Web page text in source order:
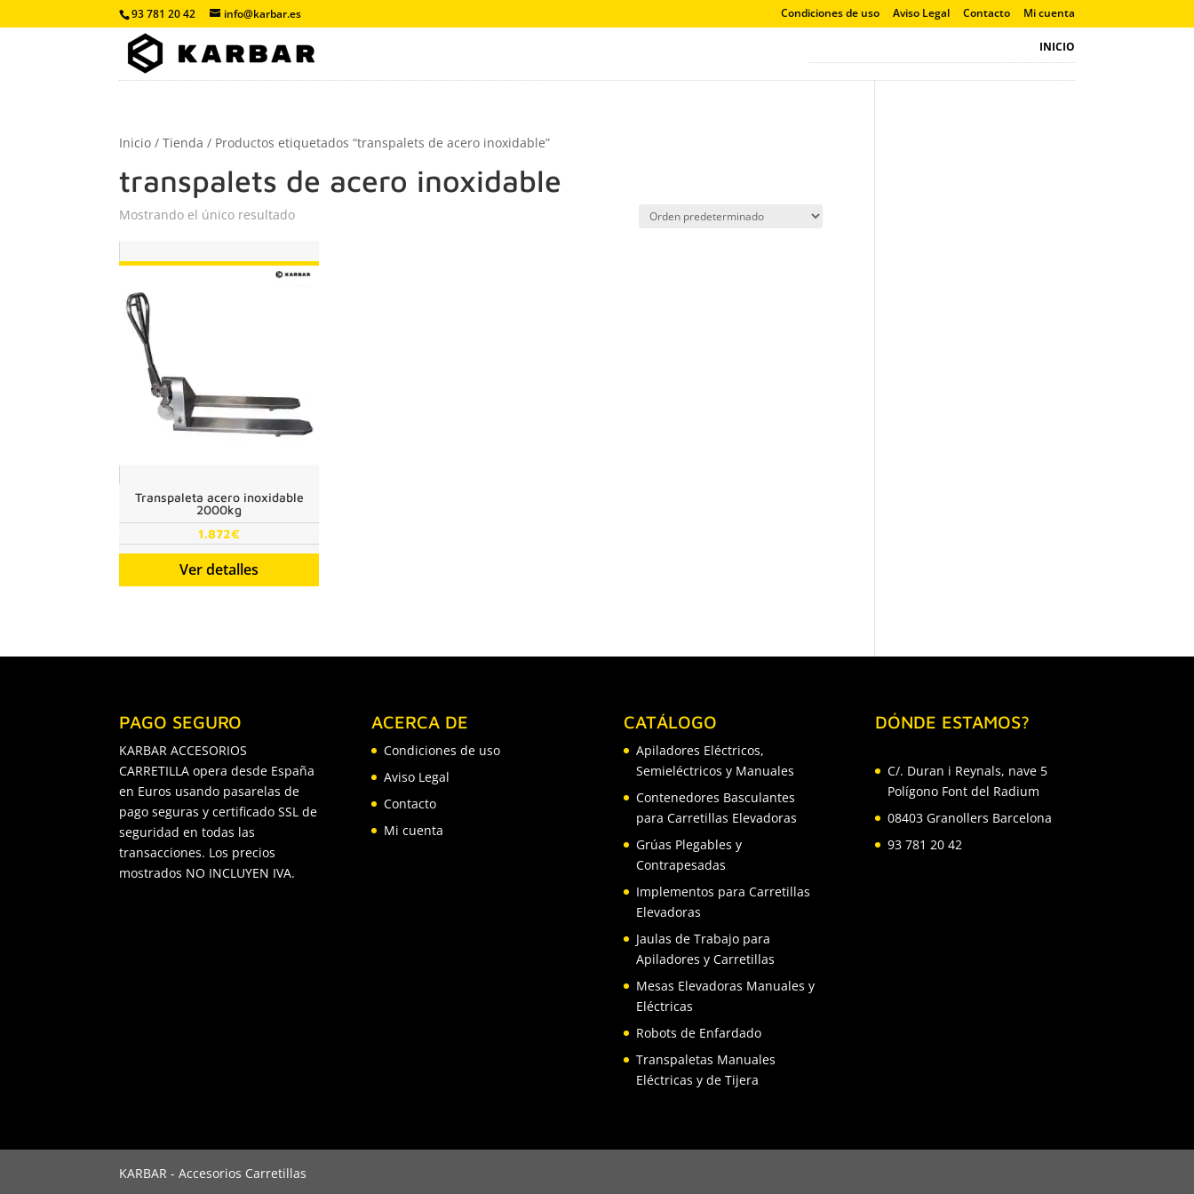
93 781 20 42 info@karbar.es Condiciones de uso Aviso Legal Contacto Mi cuenta
INICIO
Inicio /Tienda / Productos etiquetados “transpalets de acero inoxidable”
transpalets de acero inoxidable
Mostrando el único resultado
Transpaleta acero inoxidable
2000kg
1.872€
Ver detalles
PAGO SEGURO
KARBAR ACCESORIOS
CARRETILLA opera desde España
en Euros usando pasarelas de
pago seguras y certificado SSL de
seguridad en todas las
transacciones. Los precios
mostrados NO INCLUYEN IVA.
ACERCA DE
Condiciones de uso
Aviso Legal
Contacto
Mi cuenta
CATÁLOGO
Apiladores Eléctricos,
Semieléctricos y Manuales
Contenedores Basculantes
para Carretillas Elevadoras
Grúas Plegables y
Contrapesadas
Implementos para Carretillas
Elevadoras
Jaulas de Trabajo para
Apiladores y Carretillas
Mesas Elevadoras Manuales y
Eléctricas
Robots de Enfardado
Transpaletas Manuales
Eléctricas y de Tijera
DÓNDE ESTAMOS?
C/. Duran i Reynals, nave 5
Polígono Font del Radium
08403 Granollers Barcelona
93 781 20 42
KARBAR - Accesorios Carretillas